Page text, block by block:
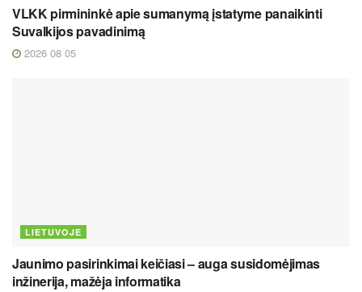
VLKK pirmininkė apie sumanymą įstatyme panaikinti
Suvalkijos pavadinimą
2026 08 05
LIETUVOJE
Jaunimo pasirinkimai keičiasi – auga susidomėjimas
inžinerija, mažėja informatika